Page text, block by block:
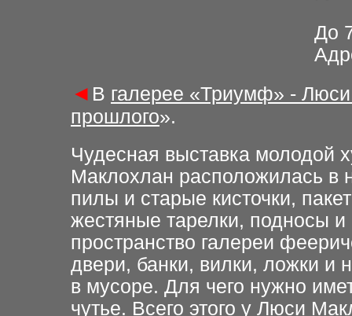
До
◄ В галерее «Триумф» -
прошлого».
Чудесная выставка молодой
Маклохлан расположилась в
пилы и старые кисточки,
жестяные тарелки, подносы
пространство галереи
двери, банки, вилки, ложки
в мусоре. Для чего нужно
чутье. Всего этого у Люси